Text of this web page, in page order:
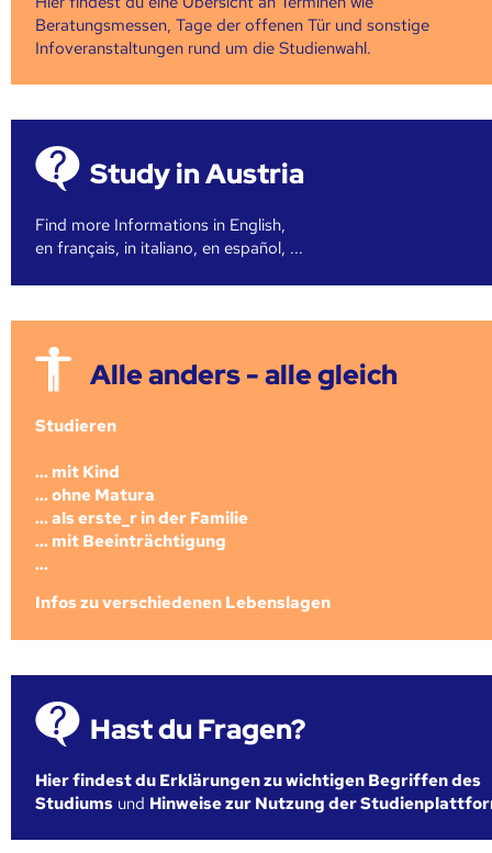
Beratungsmessen, Tage der offenen Tür und sonstige
Infoveranstaltungen rund um die Studienwahl.
Study in Austria
Find more Informations in English,
en français, in italiano, en español, ...
Alle anders - alle gleich
Studieren
... mit Kind
... ohne Matura
... als erste_r in der Familie
... mit Beeinträchtigung
...
Infos zu verschiedenen Lebenslagen
Hast du Fragen?
Hier findest du Erklärungen zu wichtigen Begriffen des
Studiums und Hinweise zur Nutzung der